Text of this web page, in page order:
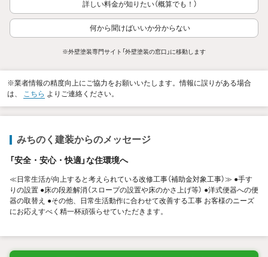
詳しい料金が知りたい（概算でも！）
何から聞けばいいか分からない
※外壁塗装専門サイト「外壁塗装の窓口」に移動します
※業者情報の精度向上にご協力をお願いいたします。情報に誤りがある場合
は、 こちら よりご連絡ください。
みちのく建装からのメッセージ
「安全・安心・快適」な住環境へ
≪日常生活が向上すると考えられている改修工事（補助金対象工事）≫ ●手す
りの設置 ●床の段差解消（スロープの設置や床のかさ上げ等） ●洋式便器への便
器の取替え ●その他、日常生活動作に合わせて改善する工事 お客様のニーズ
にお応えすべく精一杯頑張らせていただきます。